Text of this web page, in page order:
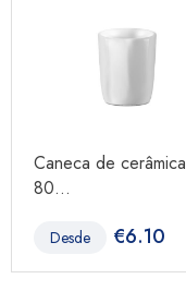
Caneca de cerâmica
80...
Desde €6.10